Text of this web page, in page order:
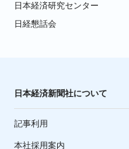
日本経済研究センター
日経懇話会
日本経済新聞社について
記事利用
本社採用案内